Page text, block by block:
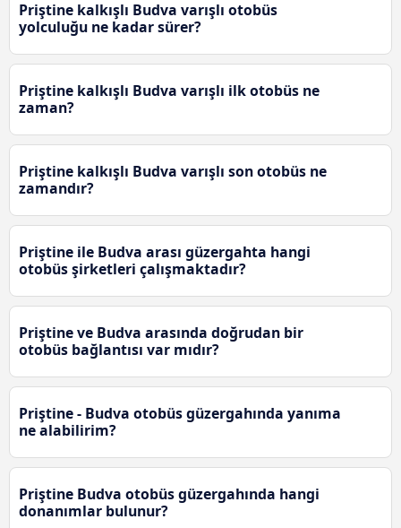
Priştine kalkışlı Budva varışlı otobüs
yolculuğu ne kadar sürer?
Priştine kalkışlı Budva varışlı ilk otobüs ne
zaman?
Priştine kalkışlı Budva varışlı son otobüs ne
zamandır?
Priştine ile Budva arası güzergahta hangi
otobüs şirketleri çalışmaktadır?
Priştine ve Budva arasında doğrudan bir
otobüs bağlantısı var mıdır?
Priştine - Budva otobüs güzergahında yanıma
ne alabilirim?
Priştine Budva otobüs güzergahında hangi
donanımlar bulunur?